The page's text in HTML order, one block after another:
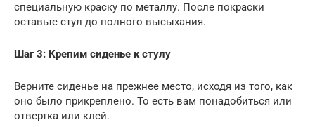
специальную краску по металлу. После покраски
оставьте стул до полного высыхания.
Шаг 3: Крепим сиденье к стулу
Верните сиденье на прежнее место, исходя из того, как
оно было прикреплено. То есть вам понадобиться или
отвертка или клей.